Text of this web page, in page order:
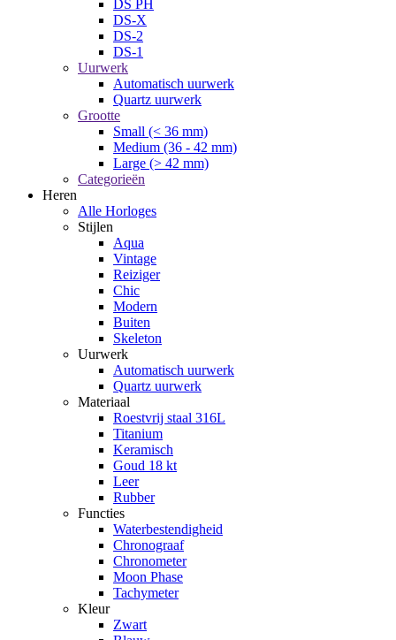
DS PH
DS-X
DS-2
DS-1
Uurwerk
Automatisch uurwerk
Quartz uurwerk
Grootte
Small (< 36 mm)
Medium (36 - 42 mm)
Large (> 42 mm)
Categorieën
Heren
Alle Horloges
Stijlen
Aqua
Vintage
Reiziger
Chic
Modern
Buiten
Skeleton
Uurwerk
Automatisch uurwerk
Quartz uurwerk
Materiaal
Roestvrij staal 316L
Titanium
Keramisch
Goud 18 kt
Leer
Rubber
Functies
Waterbestendigheid
Chronograaf
Chronometer
Moon Phase
Tachymeter
Kleur
Zwart